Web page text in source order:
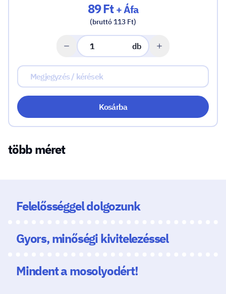
89 Ft+ Áfa
(bruttó 113 Ft)
db
Kosárba
több méret
Felelősséggel dolgozunk
Gyors, minőségi kivitelezéssel
Mindent a mosolyodért!